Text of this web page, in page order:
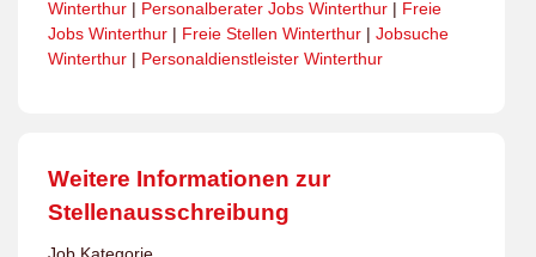
Winterthur | Personalberater Jobs Winterthur | Freie
Jobs Winterthur | Freie Stellen Winterthur | Jobsuche
Winterthur | Personaldienstleister Winterthur
Weitere Informationen zur
Stellenausschreibung